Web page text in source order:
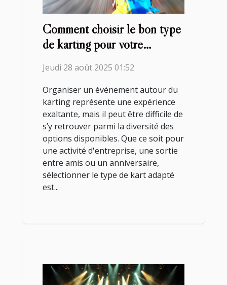
Comment choisir le bon type
de karting pour votre
Jeudi 28 août 2025 01:52
Organiser un événement autour du
karting représente une expérience
exaltante, mais il peut être difficile de
s’y retrouver parmi la diversité des
options disponibles. Que ce soit pour
une activité d'entreprise, une sortie
entre amis ou un anniversaire,
sélectionner le type de kart adapté
est...